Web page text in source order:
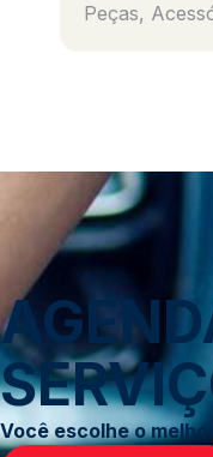
Peças,
Você escolhe o